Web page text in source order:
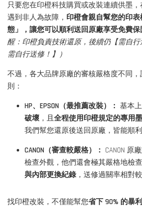
只要您在印橙科技購買或改裝連續供墨
遇到非人為故障， 印橙會親自幫您的印
態」，讓您可以順利送回原廠享受免費保
醒：印橙負責技術還原，後續仍【需自行
需自行送修！】）
不過，各大品牌原廠的審核嚴格度不同
則：
HP、EPSON（最推薦改裝）： 基本
破壞 ，且全程使用印橙規定的專用
我們幫您還原後送回原廠，皆能順利
CANON（審查較嚴格）： CANON 原
檢查外觀，他們還會極其嚴格地檢查
與內部更換紀錄，送修過關率相對較
找印橙改裝，不僅能幫您省下 90% 的暴